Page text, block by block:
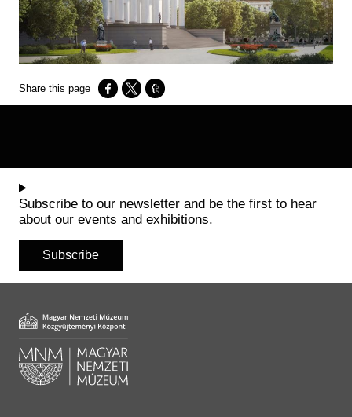
Opens in a new window
Opens in a new window
Opens in a new window
Subscribe to our newsletter and be the first to hear
about our events and exhibitions.
Subscribe